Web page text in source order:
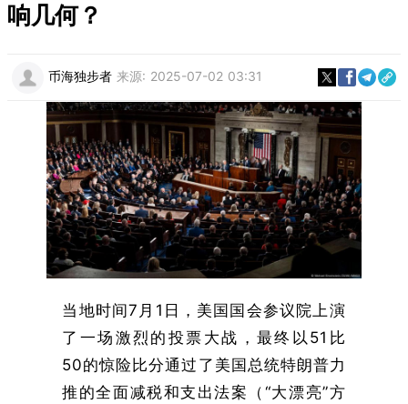
响几何？
币海独步者 来源: 2025-07-02 03:31
当地时间7月1日，美国国会参议院上演
了一场激烈的投票大战，最终以51比
50的惊险比分通过了美国总统特朗普力
推的全面减税和支出法案（“大漂亮”方